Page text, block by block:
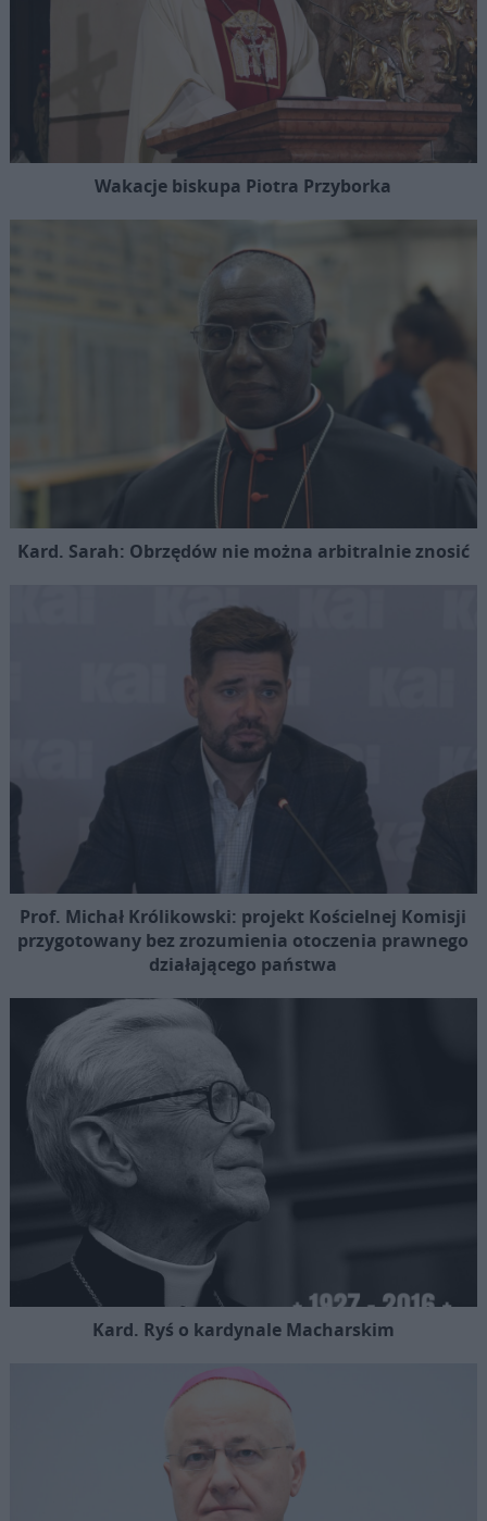
Wakacje biskupa Piotra Przyborka
Kard. Sarah: Obrzędów nie można arbitralnie znosić
Prof. Michał Królikowski: projekt Kościelnej Komisji
przygotowany bez zrozumienia otoczenia prawnego
działającego państwa
Kard. Ryś o kardynale Macharskim